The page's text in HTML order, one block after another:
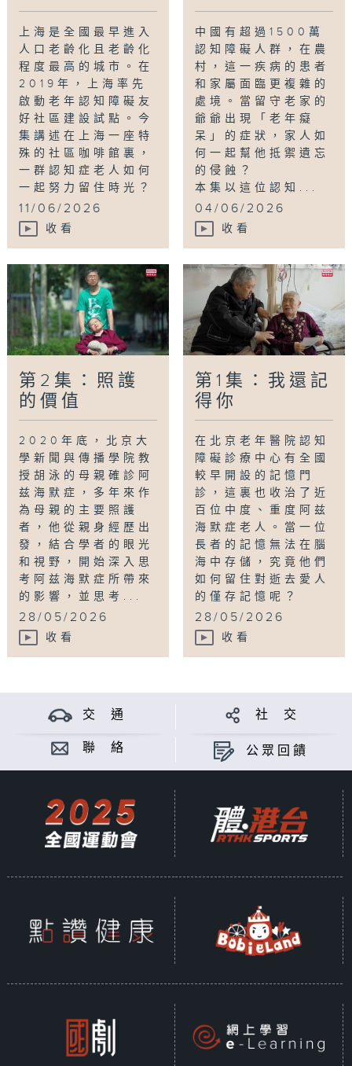
上海是全國最早進入
人口老齡化且老齡化
程度最高的城市。在
2019年，上海率先
啟動老年認知障礙友
好社區建設試點。今
集講述在上海一座特
殊的社區咖啡館裏，
一群認知症老人如何
一起努力留住時光？
11/06/2026
收看
中國有超過1500萬
認知障礙人群，在農
村，這一疾病的患者
和家屬面臨更複雜的
處境。當留守老家的
爺爺出現「老年癡
呆」的症狀，家人如
何一起幫他抵禦遺忘
的侵蝕？
本集以這位認知...
04/06/2026
收看
第2集：照護
的價值
2020年底，北京大
學新聞與傳播學院教
授胡泳的母親確診阿
兹海默症，多年來作
為母親的主要照護
者，他從親身經歷出
發，結合學者的眼光
和視野，開始深入思
考阿兹海默症所帶來
的影響，並思考...
28/05/2026
收看
第1集：我還記
得你
在北京老年醫院認知
障礙診療中心有全國
較早開設的記憶門
診，這裏也收治了近
百位中度、重度阿兹
海默症老人。當一位
長者的記憶無法在腦
海中存儲，究竟他們
如何留住對逝去愛人
的僅存記憶呢？
28/05/2026
收看
交 通 社 交
聯 絡 公眾回饋